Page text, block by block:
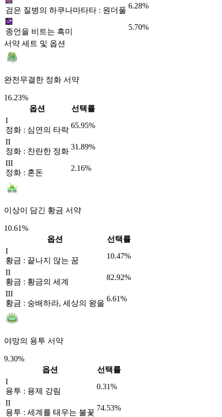
검은 질병의 하쿠나마타타 : 원더풀
6.28%
종언을 비트는 흑미
5.70%
서약 세트 및 옵션
완전무결한 정화 서약
16.23%
옵션
선택률
I
정화 : 심연의 타락
65.95%
II
정화 : 찬란한 정화
31.89%
III
정화 : 혼돈
2.16%
이상이 담긴 황금 서약
10.61%
옵션
선택률
I
황금 : 끝나지 않는 꿈
10.47%
II
황금 : 황금의 세계
82.92%
III
황금 : 숭배하라, 세상의 왕을
6.61%
야망의 용투 서약
9.30%
옵션
선택률
I
용투 : 용제 강림
0.31%
II
용투 : 세계를 태우는 불꽃
74.53%